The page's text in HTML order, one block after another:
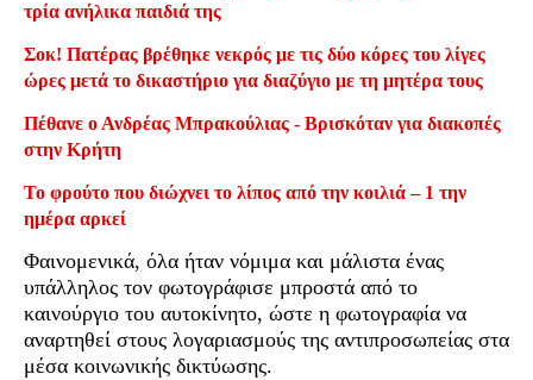
τρία ανήλικα παιδιά της
Σοκ! Πατέρας βρέθηκε νεκρός με τις δύο κόρες του λίγες
ώρες μετά το δικαστήριο για διαζύγιο με τη μητέρα τους
Πέθανε ο Ανδρέας Μπρακούλιας - Βρισκόταν για διακοπές
στην Κρήτη
Το φρούτο που διώχνει το λίπος από την κοιλιά – 1 την
ημέρα αρκεί
Φαινομενικά, όλα ήταν νόμιμα και μάλιστα ένας
υπάλληλος τον φωτογράφισε μπροστά από το
καινούργιο του αυτοκίνητο, ώστε η φωτογραφία να
αναρτηθεί στους λογαριασμούς της αντιπροσωπείας στα
μέσα κοινωνικής δικτύωσης.